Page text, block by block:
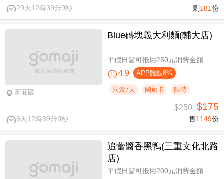
29天12時39分8秒 剩 181份
新莊區
Blue磚塊義大利麵(輔大店)
平假日皆可抵用250元消費金額
4.9 APP贈點8%
只賣7天 國旅卡 限時
6天12時39分8秒
$250 $175
售1149份
追蕾醬香黑鴨(三重文化北路
店)
平假日皆可抵用200元消費金額